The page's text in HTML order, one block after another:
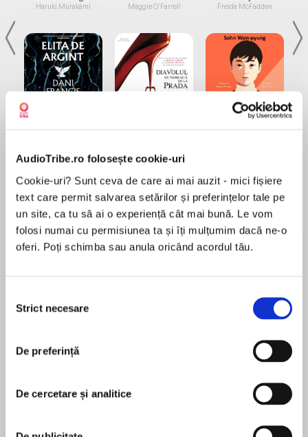
AudioTribe.ro folosește cookie-uri
Cookie-uri? Sunt ceva de care ai mai auzit - mici fișiere
text care permit salvarea setărilor și preferințelor tale pe
un site, ca tu să ai o experiență cât mai bună. Le vom
folosi numai cu permisiunea ta și îți mulțumim dacă ne-o
oferi. Poți schimba sau anula oricând acordul tău.
consimțământului
Strict necesare
De preferință
De cercetare și analitice
Haruki Murakami Maggie O'Farrell Freida McFadden
Desprecarte
’One of my favorite authors. Her books are pure
romantic delight’ Tessa Dare on My Fake Rake
Beatrice Sloane, the Countess of Farris, is a
she is now wealthy and independent and
MAI MULT
pentru această carte
Eva Leigh is a USA Today bestselling romance
author who has always loved historical romance.